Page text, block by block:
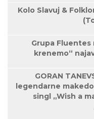
Kolo Slavuj &
Grupa Fluentes
krenemo“
GORAN
legendarne
singl „Wish a